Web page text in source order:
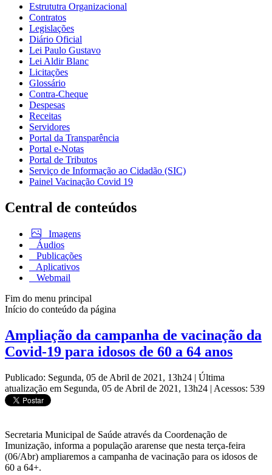
Estrututra Organizacional
Contratos
Legislações
Diário Oficial
Lei Paulo Gustavo
Lei Aldir Blanc
Licitações
Glossário
Contra-Cheque
Despesas
Receitas
Servidores
Portal da Transparência
Portal e-Notas
Portal de Tributos
Serviço de Informação ao Cidadão (SIC)
Painel Vacinação Covid 19
Central de conteúdos
Imagens
Áudios
Publicações
Aplicativos
Webmail
Fim do menu principal
Início do conteúdo da página
Ampliação da campanha de vacinação da
Covid-19 para idosos de 60 a 64 anos
Publicado: Segunda, 05 de Abril de 2021, 13h24 | Última
atualização em Segunda, 05 de Abril de 2021, 13h24 | Acessos: 539
Secretaria Municipal de Saúde através da Coordenação de
Imunização, informa a população ararense que nesta terça-feira
(06/Abr) ampliaremos a campanha de vacinação para os idosos de
60 a 64+.